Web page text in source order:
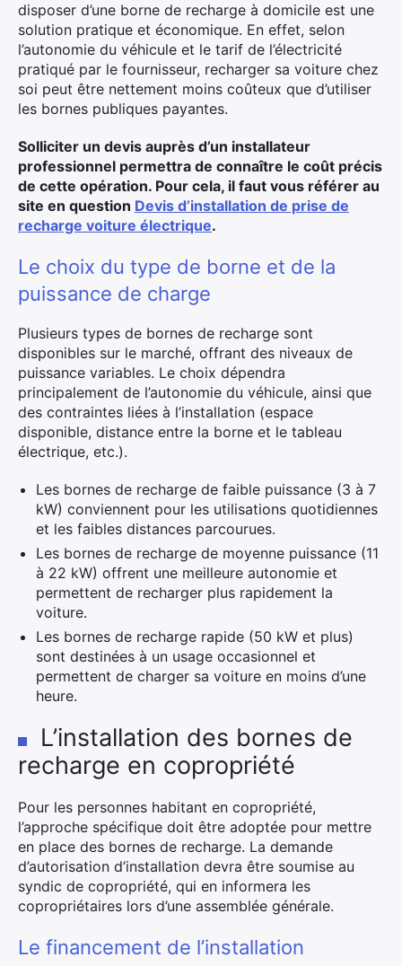
disposer d’une borne de recharge à domicile est une
solution pratique et économique. En effet, selon
l’autonomie du véhicule et le tarif de l’électricité
pratiqué par le fournisseur, recharger sa voiture chez
soi peut être nettement moins coûteux que d’utiliser
les bornes publiques payantes.
Solliciter un devis auprès d’un installateur
professionnel permettra de connaître le coût précis
de cette opération. Pour cela, il faut vous référer au
site en question Devis d’installation de prise de
recharge voiture électrique.
Le choix du type de borne et de la
puissance de charge
Plusieurs types de bornes de recharge sont
disponibles sur le marché, offrant des niveaux de
puissance variables. Le choix dépendra
principalement de l’autonomie du véhicule, ainsi que
des contraintes liées à l’installation (espace
disponible, distance entre la borne et le tableau
électrique, etc.).
Les bornes de recharge de faible puissance (3 à 7
kW) conviennent pour les utilisations quotidiennes
et les faibles distances parcourues.
Les bornes de recharge de moyenne puissance (11
à 22 kW) offrent une meilleure autonomie et
permettent de recharger plus rapidement la
voiture.
Les bornes de recharge rapide (50 kW et plus)
sont destinées à un usage occasionnel et
permettent de charger sa voiture en moins d’une
heure.
L’installation des bornes de
recharge en copropriété
Pour les personnes habitant en copropriété,
l’approche spécifique doit être adoptée pour mettre
en place des bornes de recharge. La demande
d’autorisation d’installation devra être soumise au
syndic de copropriété, qui en informera les
copropriétaires lors d’une assemblée générale.
Le financement de l’installation